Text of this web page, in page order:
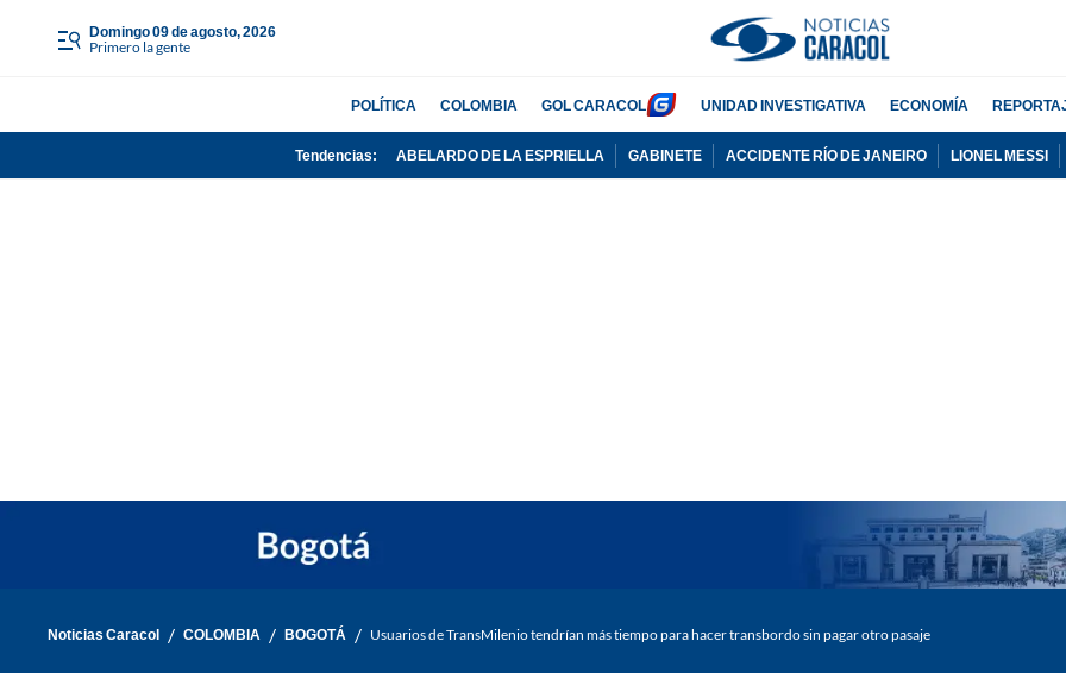
domingo 09 de agosto, 2026
Primero la gente
POLÍTICA COLOMBIA GOL CARACOL UNIDAD INVESTIGATIVA ECONOMÍA
Tendencias: ABELARDO DE LA ESPRIELLA GABINETE ACCIDENTE RÍO DE JANEIRO LIONEL MESSI
Noticias Caracol / COLOMBIA / BOGOTÁ / Usuarios de TransMilenio tendrían más tiempo para hacer transbordo sin pagar otro pasaje